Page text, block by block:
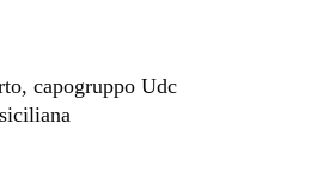
capogruppo Udc